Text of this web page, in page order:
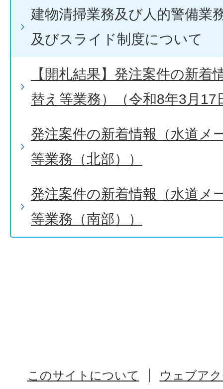
建物清掃業務及び人的警備業
及びスライド制度について
【開札結果】発注案件の新着
替え等業務）（令和8年3月17
発注案件の新着情報（水道メ
等業務（北部））
発注案件の新着情報（水道メ
等業務（南部））
このサイトについて
ウェブア